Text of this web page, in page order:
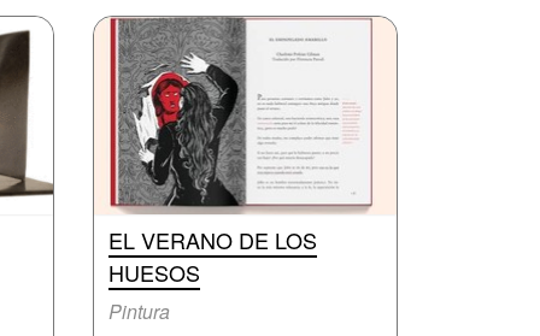
EL VERANO DE LOS
HUESOS
Pintura